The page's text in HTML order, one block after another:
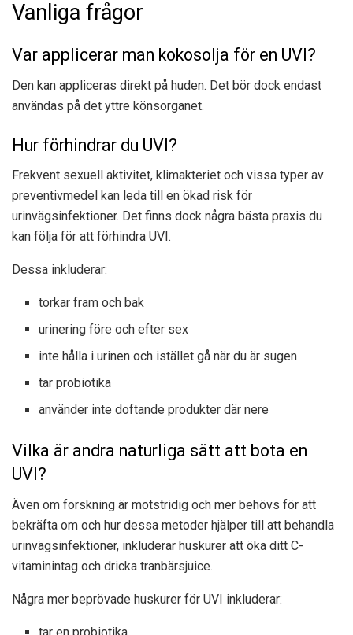
Vanliga frågor
Var applicerar man kokosolja för en UVI?
Den kan appliceras direkt på huden. Det bör dock endast
användas på det yttre könsorganet.
Hur förhindrar du UVI?
Frekvent sexuell aktivitet, klimakteriet och vissa typer av
preventivmedel kan leda till en ökad risk för
urinvägsinfektioner. Det finns dock några bästa praxis du
kan följa för att förhindra UVI.
Dessa inkluderar:
torkar fram och bak
urinering före och efter sex
inte hålla i urinen och istället gå när du är sugen
tar probiotika
använder inte doftande produkter där nere
Vilka är andra naturliga sätt att bota en
UVI?
Även om forskning är motstridig och mer behövs för att
bekräfta om och hur dessa metoder hjälper till att behandla
urinvägsinfektioner, inkluderar huskurer att öka ditt C-
vitaminintag och dricka tranbärsjuice.
Några mer beprövade huskurer för UVI inkluderar: